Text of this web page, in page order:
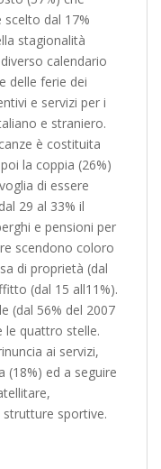
dal 17%
stagionalità
calendario
delle ferie dei
e servizi per i
e straniero.
è costituita
la coppia (26%)
di essere
29 al 33% il
e pensioni per
scendono coloro
di proprietà (dal
(dal 15 all11%).
(dal 56% del 2007
le quattro stelle.
ai servizi,
(18%) ed a seguire
strutture sportive.